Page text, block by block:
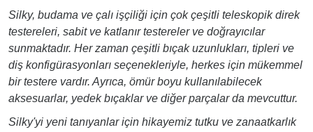
Silky, budama ve çalı işçiliği için çok çeşitli teleskopik direk
testereleri, sabit ve katlanır testereler ve doğrayıcılar
sunmaktadır. Her zaman çeşitli bıçak uzunlukları, tipleri ve
diş konfigürasyonları seçenekleriyle, herkes için mükemmel
bir testere vardır. Ayrıca, ömür boyu kullanılabilecek
aksesuarlar, yedek bıçaklar ve diğer parçalar da mevcuttur.
Silky'yi yeni tanıyanlar için hikayemiz tutku ve zanaatkarlık